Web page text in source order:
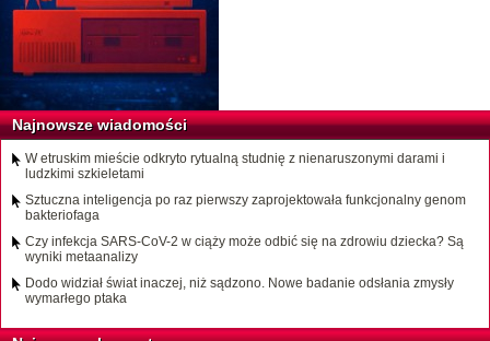
Najnowsze wiadomości
W etruskim mieście odkryto rytualną studnię z nienaruszonymi darami i
ludzkimi szkieletami
Sztuczna inteligencja po raz pierwszy zaprojektowała funkcjonalny genom
bakteriofaga
Czy infekcja SARS-CoV-2 w ciąży może odbić się na zdrowiu dziecka? Są
wyniki metaanalizy
Dodo widział świat inaczej, niż sądzono. Nowe badanie odsłania zmysły
wymarłego ptaka